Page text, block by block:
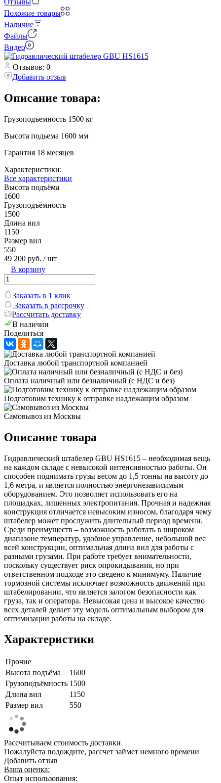
Похожие товары
Наличие
Файлы
Видео
Отзывов: 0
Добавить отзыв
Описание товара:
Грузоподъемность 1500 кг
Высота подьема 1600 мм
Гарантия 18 месяцев
Характеристики:
Все характеристики
Высота подъёма
1600
Грузоподъёмность
1500
Длина вил
1150
Размер вил
550
49 200 руб. / шт
В корзину
Заказать в 1 клик
Заказать в рассрочку
Рассчитать доставку
В наличии
Поделиться
Доставка любой транспортной компанией
Оплата наличный или безналичный (с НДС и без)
Подготовим технику к отправке надлежащим образом
Самовывоз из Москвы
Описание товара
Гидравлический штабелер GBU HS1615 – необходимая вещь
на каждом складе с невысокой интенсивностью работы. Он
способен поднимать грузы весом до 1,5 тонны на высоту до
1,6 метра, и является полностью энергонезависимым
оборудованием. Это позволяет использовать его на
площадках, лишенных электропитания. Прочная и надежная
конструкция отличается невысоким износом, благодаря чему
штабелер может прослужить длительный период времени.
Среди преимуществ – возможность работать в широком
диапазоне температур, удобное управление, небольшой вес
всей конструкции, оптимальная длина вил для работы с
разными грузами. При работе требует внимательности,
поскольку существует риск опрокидывания, но при
ответственном подходе это сведено к минимуму. Наличие
тормозной системы исключает возможность движений при
штабелировании, что является залогом безопасности как
груза, так и оператора. Невысокая цена и высокое качество
всех деталей делает эту модель оптимальным выбором для
оптимизации работы на складе.
Характеристики
Прочие
Высота подъёма
1600
Грузоподъёмность 1500
Длина вил
1150
Размер вил
550
Рассчитываем стоимость доставки
Пожалуйста подождите, рассчет займет немного времени
Добавить отзыв
Ваша оценка:
Опыт использования: